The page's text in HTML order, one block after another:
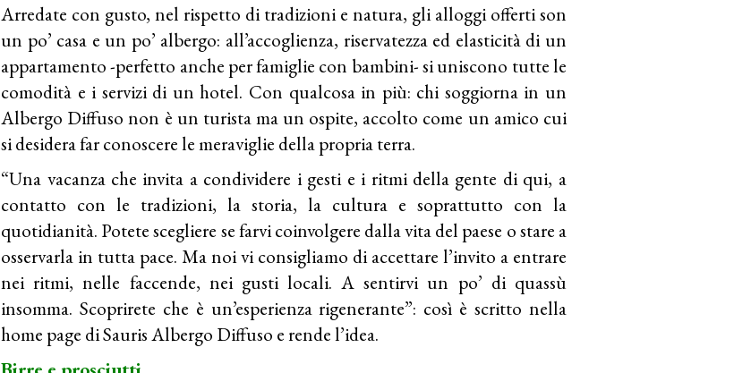
Arredate con gusto, nel rispetto di tradizioni e natura, gli alloggi offerti son
un po’ casa e un po’ albergo: all’accoglienza, riservatezza ed elasticità di un
appartamento -perfetto anche per famiglie con bambini- si uniscono tutte le
comodità e i servizi di un hotel. Con qualcosa in più: chi soggiorna in un
Albergo Diffuso non è un turista ma un ospite, accolto come un amico cui
si desidera far conoscere le meraviglie della propria terra.
“Una vacanza che invita a condividere i gesti e i ritmi della gente di qui, a
contatto con le tradizioni, la storia, la cultura e soprattutto con la
quotidianità. Potete scegliere se farvi coinvolgere dalla vita del paese o stare a
osservarla in tutta pace. Ma noi vi consigliamo di accettare l’invito a entrare
nei ritmi, nelle faccende, nei gusti locali. A sentirvi un po’ di quassù
insomma. Scoprirete che è un’esperienza rigenerante”: così è scritto nella
home page di Sauris Albergo Diffuso e rende l’idea.